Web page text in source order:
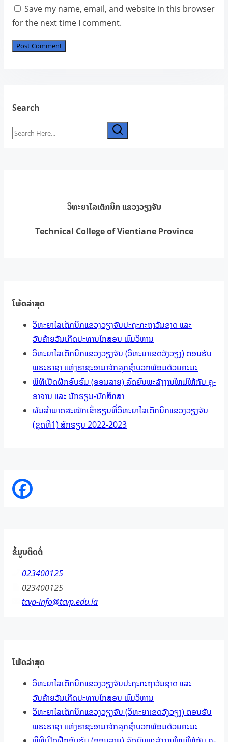
Save my name, email, and website in this browser
for the next time I comment.
Search
Search
Here...
ວິທະຍາໄລເຕັກນິກ ແຂວງວຽງຈັນ
Technical College of Vientiane Province
ໂພ້ດລ່າສຸດ
ວິທະຍາໄລເຕັກນິກແຂວງວຽງຈັນປະຖະກະຖາວັນຊາດ ແລະ
ວັນຄ້າຍວັນເກີດປະທານໄກສອນ ພົມວິຫານ
ວິທະຍາໄລເຕັກນິກແຂວງວຽງຈັນ (ວິທະຍາເຂດວັງວຽງ) ຕອນຮັບ
ພຣະຣາຊາ ແຫ່ງຣາຊະອານາຈັກລຸກຊຳບວກພ້ອມດ້ວຍຄະນະ
ພິທີເປີດຝືກອົບຮົມ (ອອນລາຍ) ລົດຍົນພະລັງງານໃຫມ່ໃຫ້ກັບ ຄູ-
ອາຈານ ແລະ ນັກຮຽນ-ນັກສຶກສາ
ຜົນສຳພາດສະໝັກເຂົ້າຮຽນທີ່ວິທະຍາໄລເຕັກນິກແຂວງວຽງຈັນ
(ຊຸດທີ1) ສົກຮຽນ 2022-2023
ຂໍ້ມູນຕິດຕໍ່
023400125
023400125
tcvp-info@tcvp.edu.la
ໂພ້ດລ່າສຸດ
ວິທະຍາໄລເຕັກນິກແຂວງວຽງຈັນປະຖະກະຖາວັນຊາດ ແລະ
ວັນຄ້າຍວັນເກີດປະທານໄກສອນ ພົມວິຫານ
ວິທະຍາໄລເຕັກນິກແຂວງວຽງຈັນ (ວິທະຍາເຂດວັງວຽງ) ຕອນຮັບ
ພຣະຣາຊາ ແຫ່ງຣາຊະອານາຈັກລຸກຊຳບວກພ້ອມດ້ວຍຄະນະ